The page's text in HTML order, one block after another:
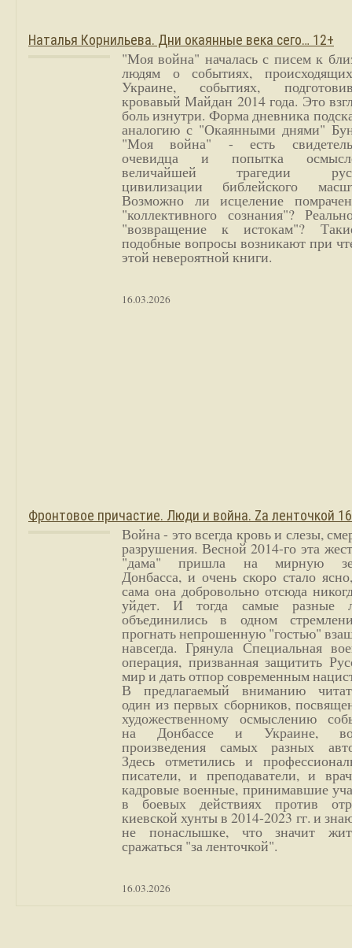
Наталья Корнильева. Дни окаянные века сего… 12+
"Моя война" началась с писем к
людям о событиях,
Украине, событиях,
кровавый Майдан 2014 года. Это
боль изнутри. Форма дневника
аналогию с "Окаянными днями"
"Моя война" - есть
очевидца и попытка
величайшей трагедии
цивилизации библейского
Возможно ли исцеление
"коллективного сознания"?
"возвращение к истокам"?
подобные вопросы возникают при
этой невероятной книги.
16.03.2026
Фронтовое причастие. Люди и война. Zа ленточкой
Война - это всегда кровь и слезы,
разрушения. Весной 2014-го эта
"дама" пришла на мирную
Донбасса, и очень скоро стало
сама она добровольно отсюда
уйдет. И тогда самые разные
объединились в одном
прогнать непрошенную "гостью"
навсегда. Грянула Специальная
операция, призванная защитить
мир и дать отпор современным
В предлагаемый вниманию
один из первых сборников,
художественному осмыслению
на Донбассе и Украине,
произведения самых разных
Здесь отметились и
писатели, и преподаватели, и
кадровые военные, принимавшие
в боевых действиях против
киевской хунты в 2014-2023 гг. и
не понаслышке, что значит
сражаться "за ленточкой".
16.03.2026